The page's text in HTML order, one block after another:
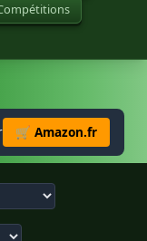
🛒 Amazon.fr